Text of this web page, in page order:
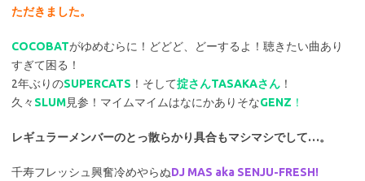
ただきました。
COCOBATがゆめむらに！どどど、どーするよ！聴きたい曲あり
すぎて困る！
2年ぶりのSUPERCATS ！そして掟さんTASAKAさん ！
久々 SLUM見参！マイムマイムはなにかありそなGENZ ！
レギュラーメンバーのとっ散らかり具合もマシマシでして…。
千寿フレッシュ興奮冷めやらぬDJ MAS aka SENJU-FRESH!